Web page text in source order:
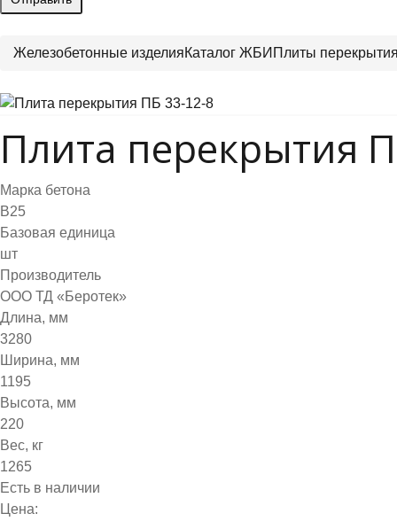
Железобетонные изделияКаталог ЖБИ Плиты
Плита перекрытия
Марка бетона
B25
Базовая единица
шт
Производитель
ООО ТД «Беротек»
Длина, мм
3280
Ширина, мм
1195
Высота, мм
220
Вес, кг
1265
Есть в наличии
Цена: